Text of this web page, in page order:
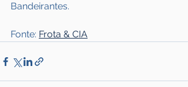
Bandeirantes.
Fonte: Frota & CIA